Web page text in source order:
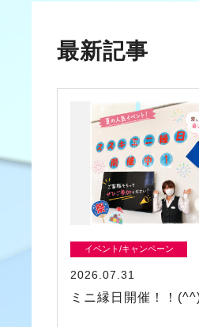
最新記事
イベント/キャンペーン
2026.07.31
ミニ縁日開催！！